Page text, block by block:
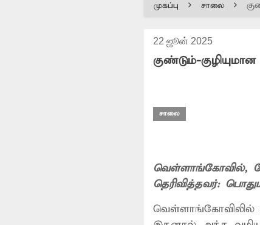
முகப்பு சாலை
22 ஜூன் 2025
குண்டும்-
சாலை
வெள்ளாங்கோவில்,
தெரிவித்தவர்:
வெள்ளாங்கோவிலில்